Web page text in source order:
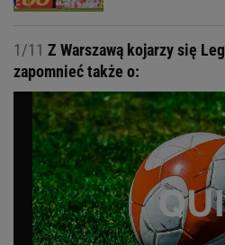
1/11 Z Warszawą kojarzy się
zapomnieć także o: